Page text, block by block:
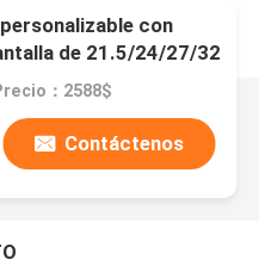
con
de 21.5/24/27/32
eficiente
：2588$
Contáctenos